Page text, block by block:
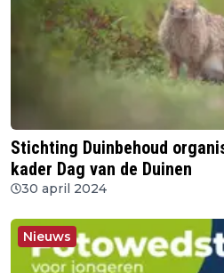
Stichting Duinbehoud
kader Dag van de Duinen
30 april 2024
Nieuws